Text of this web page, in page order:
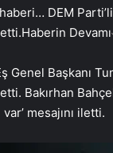
DEM
Haberin Devamı
Genel Başkanı
Bakırhan
mesajını iletti.